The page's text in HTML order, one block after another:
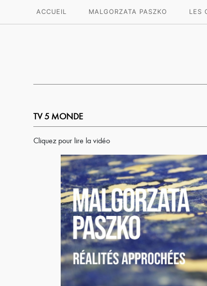
ACCUEIL MALGORZATA PASZKO LES
TV 5 MONDE
Cliquez pour lire la vidéo